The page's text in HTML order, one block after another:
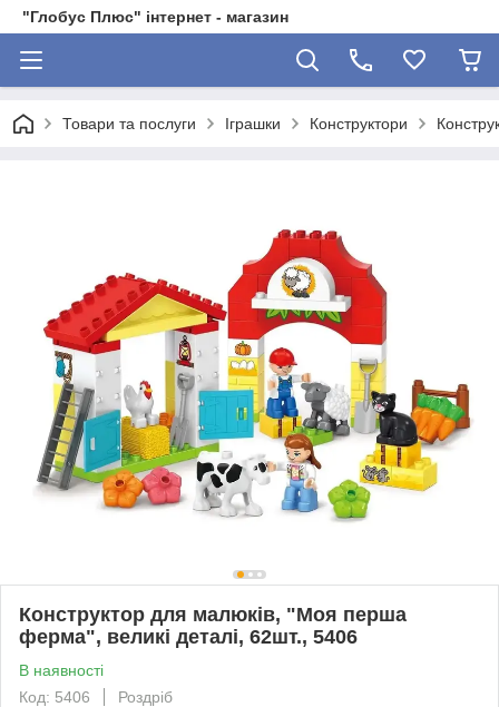
"Глобус Плюс" інтернет - магазин
Товари та послуги Іграшки Конструктори
Конструктор для малюків, "Моя перша
ферма", великі деталі, 62шт., 5406
В наявності
Код: 5406
Роздріб